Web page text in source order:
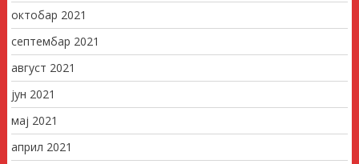
октобар 2021
септембар 2021
август 2021
јун 2021
мај 2021
април 2021